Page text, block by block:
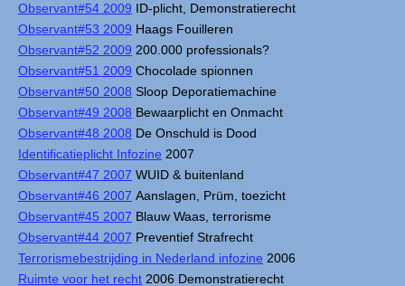
Observant#54 2009 ID-plicht, Demonstratierecht
Observant#53 2009 Haags Fouilleren
Observant#52 2009 200.000 professionals?
Observant#51 2009 Chocolade spionnen
Observant#50 2008 Sloop Deporatiemachine
Observant#49 2008 Bewaarplicht en Onmacht
Observant#48 2008 De Onschuld is Dood
Identificatieplicht Infozine 2007
Observant#47 2007 WUID & buitenland
Observant#46 2007 Aanslagen, Prüm, toezicht
Observant#45 2007 Blauw Waas, terrorisme
Observant#44 2007 Preventief Strafrecht
Terrorismebestrijding in Nederland infozine 2006
Ruimte voor het recht 2006 Demonstratierecht